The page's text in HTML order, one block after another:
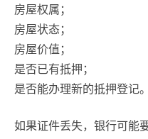
房屋权属；
房屋状态；
房屋价值；
是否已有抵押；
是否能办理新的抵押登记。
如果证件丢失，银行可能